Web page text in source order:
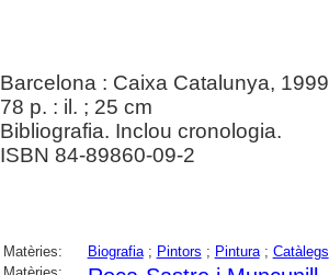
Barcelona : Caixa Catalunya, 1999
78 p. : il. ; 25 cm
Bibliografia. Inclou cronologia.
ISBN 84-89860-09-2
Matèries: Biografia; Pintors ; Pintura; Catàlegs